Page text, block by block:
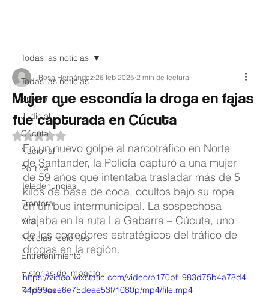
Todas las noticias
EnVivo
Judicial
Cúcuta
Nacional
Política
Teledenuncias
Frontera
Viral
Noticias recientes
Entretenimiento
Historias de impacto
Deportes
Todas las noticias
Mujer que escondía la droga en fajas
fue capturada en Cúcuta
Rosa Hernández 26 feb 2025 2 min de lectura
Obtuvo NaN de 5 estrellas.
En un nuevo golpe al narcotráfico en Norte
de Santander, la Policía capturó a una mujer
de 59 años que intentaba trasladar más de 5
kilos de base de coca, ocultos bajo su ropa
en un bus intermunicipal. La sospechosa
viajaba en la ruta La Gabarra – Cúcuta, uno
de los corredores estratégicos del tráfico de
drogas en la región.
https://video.wixstatic.com/video/b170bf_983d75b4a78d4
41d99cee6e75deae53f/1080p/mp4/file.mp4